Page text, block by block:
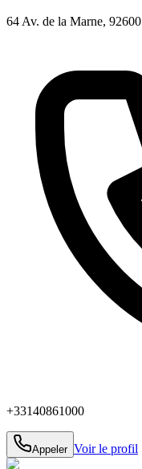
64 Av. de la Marne, 92600
+33140861000
Appeler Voir le profil